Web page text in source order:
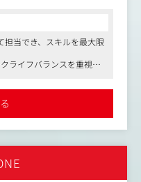
告など各種Web広告の
ング・入札戦略の最適
／ROAS／CVR等）
当でき、スキルを最大限
ライフバランスを重視し